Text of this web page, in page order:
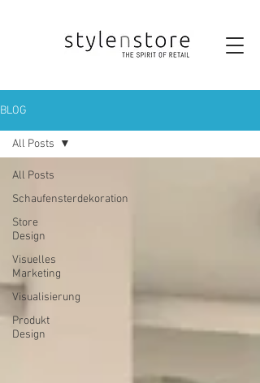
BLOG
All Posts
Schaufensterdekoration
Store
Design
Visuelles
Marketing
Visualisierung
Produkt
Design
All Posts